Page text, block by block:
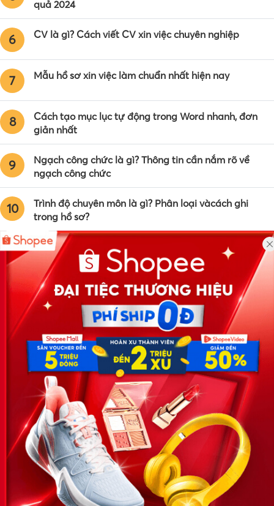
quả 2024
6 CV là gì? Cách viết CV xin việc chuyên nghiệp
7 Mẫu hồ sơ xin việc làm chuẩn nhất hiện nay
8
Cách tạo mục lục tự động trong Word nhanh, đơn
giản nhất
9
Ngạch công chức là gì? Thông tin cần nắm rõ về
ngạch công chức
10
Trình độ chuyên môn là gì? Phân loại vàcách ghi
trong hồ sơ?
Công ty TNHH Eyeplus Online
Địa chỉ: Số 81, ngõ 68, đường Cầu Giấy, Tổ 05, Phường Quan
Hoa, Quận Cầu Giấy, TP Hà Nội, Việt Nam
SĐT: 0981 448 766
Email:
hotro@timviec.com.vn
VỀ CHÚNG TÔI
News.timviec.com.vn là website cung cấp thông tin liên quan đến
nhân sự, nghề nghiệp do Timviec.com.vn vận hành nhằm giúp
doanh nghiệp, nhân sự tuyển dụng, người đi làm, người tìm việc
cập nhật thông tin và đáp ứng được mong muốn của mình.
KẾT NỐI